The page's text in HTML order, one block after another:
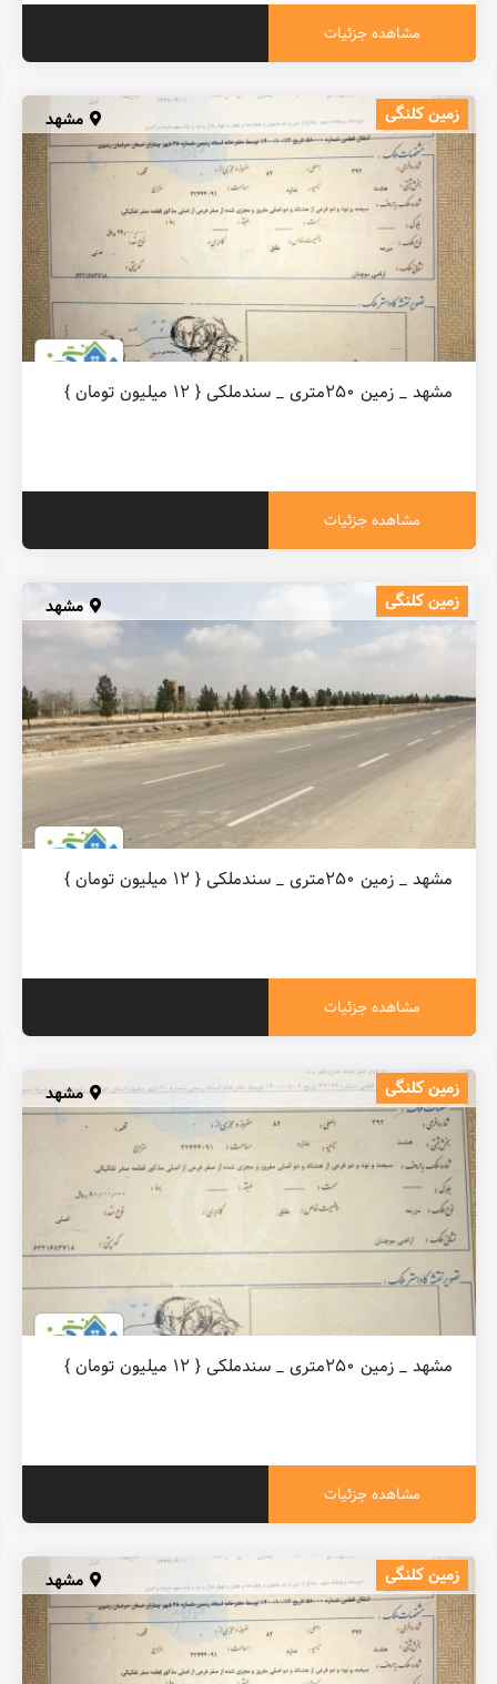
مشاهده جزئیات
زمین کلنگی مشهد
مشهد _ زمین ۲۵۰متری _ سندملکی { ۱۲ میلیون تومان }
مشاهده جزئیات
زمین کلنگی مشهد
مشهد _ زمین ۲۵۰متری _ سندملکی { ۱۲ میلیون تومان }
مشاهده جزئیات
زمین کلنگی مشهد
مشهد _ زمین ۲۵۰متری _ سندملکی { ۱۲ میلیون تومان }
مشاهده جزئیات
زمین کلنگی مشهد